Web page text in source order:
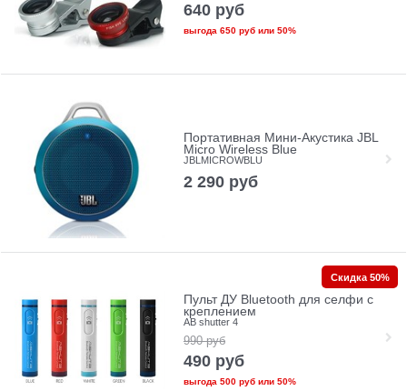
640 руб
выгода 650 рубили 50%
Портативная Мини-Акустика JBL
Micro Wireless Blue
JBLMICROWBLU
2 290 руб
Пульт ДУ Bluetooth для селфи с
креплением
AB shutter 4
990 руб
490 руб
выгода 500 рубили 50%
Скидка 50%